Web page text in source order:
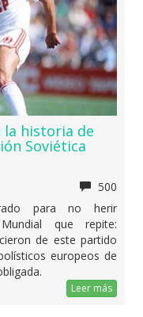
la historia de
Soviética
500
para no herir
que repite:
de este partido
europeos de
Leer más